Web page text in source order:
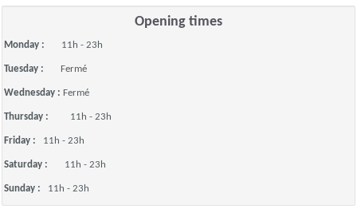
Opening times
Monday : 11h - 23h
Tuesday : Fermé
Wednesday : Fermé
Thursday : 11h - 23h
Friday : 11h - 23h
Saturday : 11h - 23h
Sunday : 11h - 23h